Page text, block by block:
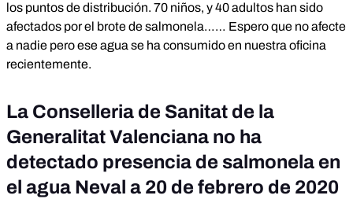
los puntos de distribución. 70 niños, y 40 adultos han sido
afectados por el brote de salmonela…… Espero que no afecte
a nadie pero ese agua se ha consumido en nuestra oficina
recientemente.
La Conselleria de Sanitat de la
Generalitat Valenciana no ha
detectado presencia de salmonela en
el agua Neval a 20 de febrero de 2020